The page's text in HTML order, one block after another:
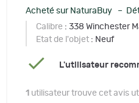
Acheté sur NaturaBuy –
Calibre : 338 Winchester
Etat de l'objet : Neuf
L'utilisateur
1 utilisateur trouve cet avis